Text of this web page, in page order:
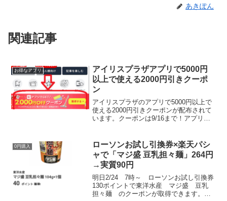
あきぽん
関連記事
お得なアプリ
アイリスプラザアプリで5000円
以上で使える2000円引きクーポ
ン
アイリスプラザのアプリで5000円以上で
使える2000円引きクーポンが配布されて
います。クーポンは9/16まで！アプリ再
ラベルレス 5本＋1本無料キャンペーン
【4...
0円購入
ローソンお試し引換券×楽天パシ
ャで「マジ盛 豆乳担々麺」264円
→実質90円
明日2/24 7時～ ローソンお試し引換券
130ポイントで東洋水産 マジ盛 豆乳
担々麺 のクーポンが取得できます。楽